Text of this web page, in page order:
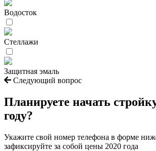
Водосток
Стеллажи
Защитная эмаль
Следующий вопрос
Планируете начать
году?
Укажите свой номер телефона в форме
зафиксируйте за собой цены 2020 года